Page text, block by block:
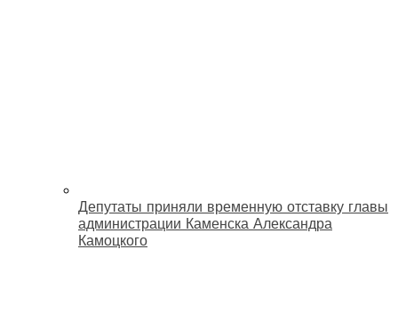
Депутаты приняли временную отставку главы
администрации Каменска Александра
Камоцкого